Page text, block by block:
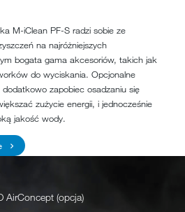
M-iClean PF-S radzi sobie ze
na najróżniejszych
bogata gama akcesoriów, takich jak
do wyciskania. Opcjonalne
zapobiec osadzaniu się
zużycie energii, i jednocześnie
jakość wody.
AirConcept (opcja)